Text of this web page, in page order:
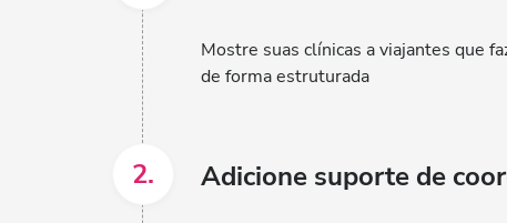
Mostre suas clínicas a viajantes que
de forma estruturada
2. Adicione suporte de